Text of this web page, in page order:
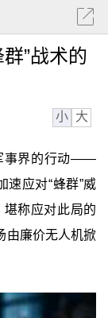
”战术的
小 大
事界的行动——
速应对“蜂群”威
称应对此局的
由廉价无人机掀